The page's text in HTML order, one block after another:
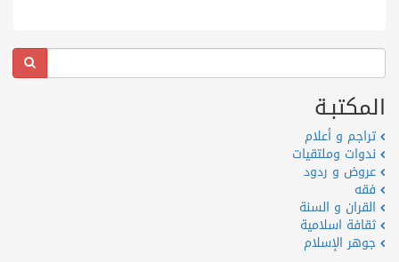
المكتبـة
تراجم و أعلام
ندوات وملتقيات
عروض و ردود
فقه
القران و السنة
ثقافة اسلامية
جوهر الإسلام